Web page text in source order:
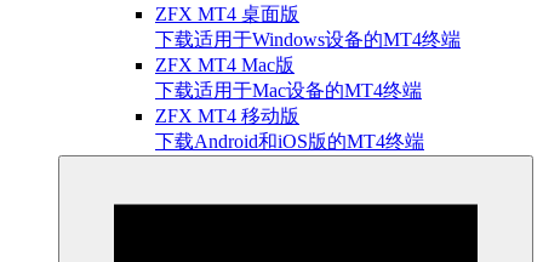
ZFX MT4 桌面版
下载适用于Windows设备的MT4终端
ZFX MT4 Mac版
下载适用于Mac设备的MT4终端
ZFX MT4 移动版
下载Android和iOS版的MT4终端